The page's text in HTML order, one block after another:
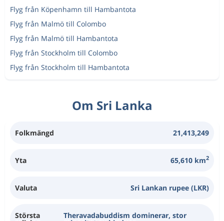
Flyg från Köpenhamn till Hambantota
Flyg från Malmö till Colombo
Flyg från Malmö till Hambantota
Flyg från Stockholm till Colombo
Flyg från Stockholm till Hambantota
Om Sri Lanka
Folkmängd 21,413,249
Yta 65,610 km2
Valuta Sri Lankan rupee (LKR)
Största Theravadabuddism dominerar, stor